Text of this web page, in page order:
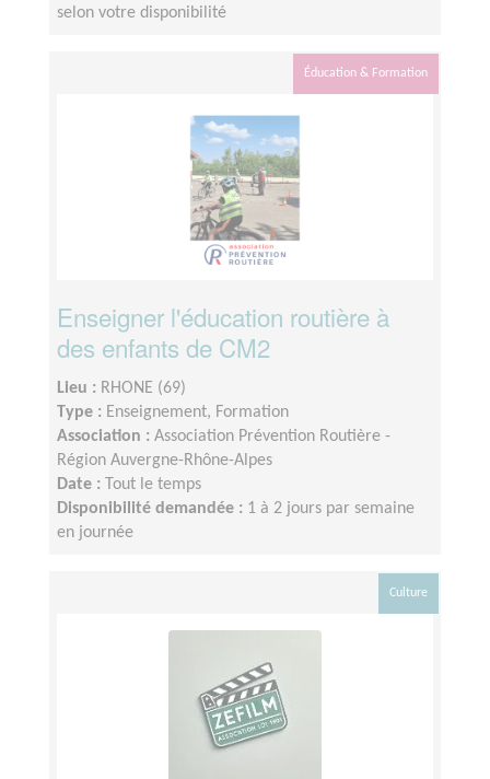
selon votre disponibilité
Éducation & Formation
Enseigner l'éducation routière à
des enfants de CM2
Lieu : RHONE (69)
Type : Enseignement, Formation
Association : Association Prévention Routière -
Région Auvergne-Rhône-Alpes
Date :
Tout le temps
Disponibilité demandée : 1 à 2 jours par semaine
en journée
Culture